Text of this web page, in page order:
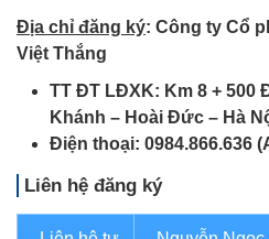
Địa chỉ đăng ký: Công ty Cổ
Việt Thắng
TT ĐT LĐXK: Km 8 + 500
Khánh – Hoài Đức – Hà
Điện thoại: 0984.866.636
Liên hệ đăng ký